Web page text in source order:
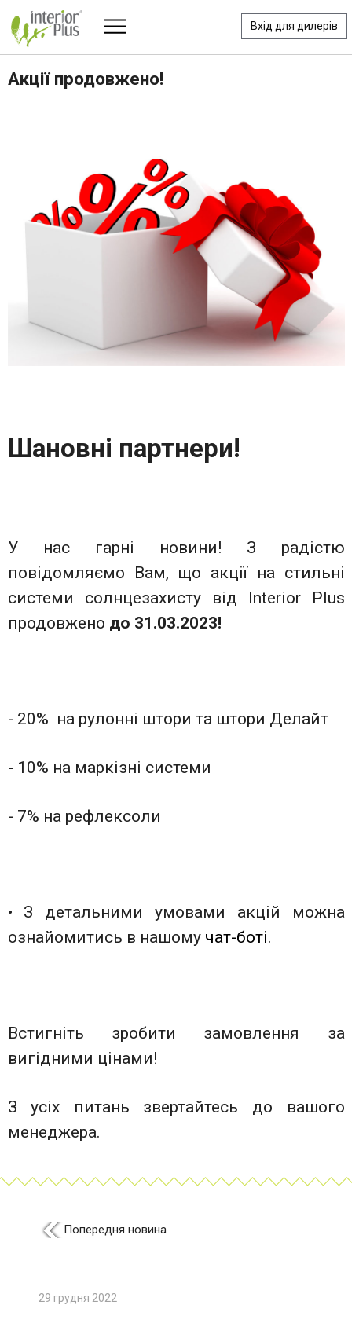
Вхід для дилерів
Акції продовжено!
Шановні партнери!
У нас гарні новини! З радістю
повідомляємо Вам, що акції на стильні
системи солнцезахисту від Interior Plus
продовжено до 31.03.2023!
- 20% на рулонні штори та штори Делайт
- 10% на маркізні системи
- 7% на рефлексоли
• З детальними умовами акцій можна
ознайомитись в нашому чат-боті.
Встигніть зробити замовлення за
вигідними цінами!
З усіх питань звертайтесь до вашого
менеджера.
Попередня новина
29 грудня 2022